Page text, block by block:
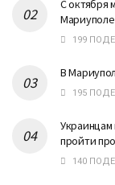
С октября
199
В
195
пройти
140